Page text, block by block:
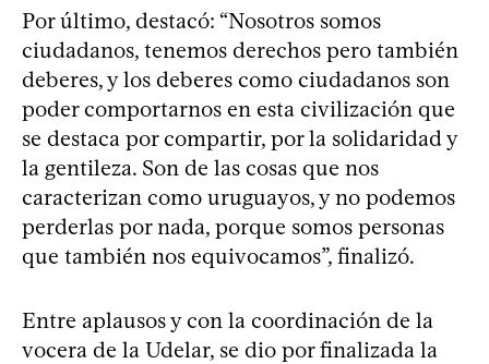
Por último, destacó: “Nosotros somos
ciudadanos, tenemos derechos pero también
deberes, y los deberes como ciudadanos son
poder comportarnos en esta civilización que
se destaca por compartir, por la solidaridad y
la gentileza. Son de las cosas que nos
caracterizan como uruguayos, y no podemos
perderlas por nada, porque somos personas
que también nos equivocamos”, finalizó.
Entre aplausos y con la coordinación de la
vocera de la Udelar, se dio por finalizada la